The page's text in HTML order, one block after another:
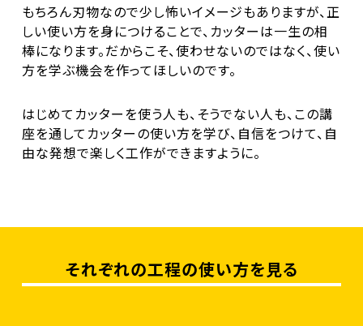
もちろん刃物なので少し怖いイメージもありますが、 正
しい使い方を身につけることで、 カッターは一生の相
棒になります。だからこそ、使わせないのではなく、使い
方を学ぶ機会を作ってほしいのです。
はじめてカッターを使う人も、そうでない人も、 この講
座を通してカッターの使い方を学び、自信をつけて、 自
由な発想で楽しく工作ができますように。
それぞれの工程の使い方を見る